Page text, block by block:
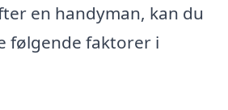
en handyman, kan du
følgende faktorer i